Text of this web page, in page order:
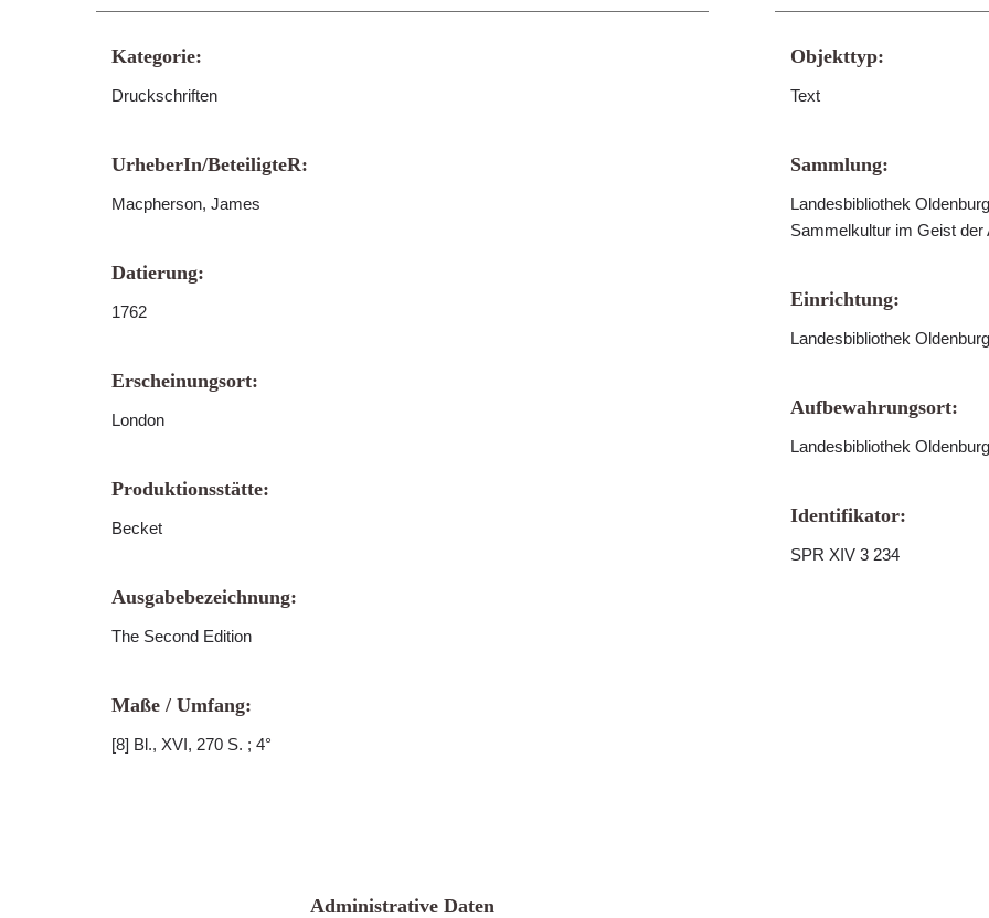
Kategorie:
Druckschriften
UrheberIn/BeteiligteR:
Macpherson, James
Datierung:
1762
Erscheinungsort:
London
Produktionsstätte:
Becket
Ausgabebezeichnung:
The Second Edition
Maße / Umfang:
[8] Bl., XVI, 270 S. ; 4°
Objekttyp:
Text
Sammlung:
Landesbibliothek
Sammelkultur im Geist
Einrichtung:
Landesbibliothek
Aufbewahrungsort:
Landesbibliothek Oldenburg
Identifikator:
SPR XIV 3 234
Administrative Daten